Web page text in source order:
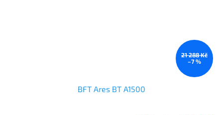
21 288 Kč
–7 %
BFT Ares BT A1500